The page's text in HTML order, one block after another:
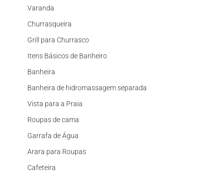
Varanda
Churrasqueira
Grill para Churrasco
Itens Básicos de Banheiro
Banheira
Banheira de hidromassagem separada
Vista para a Praia
Roupas de cama
Garrafa de Água
Arara para Roupas
Cafeteira